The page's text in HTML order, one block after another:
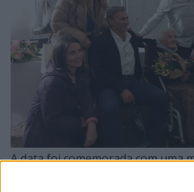
A data foi comemorada com uma